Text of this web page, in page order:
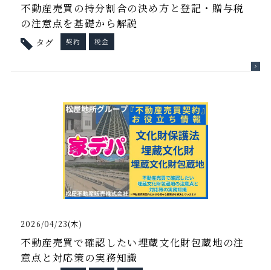
不動産売買の持分割合の決め方と登記・贈与税
の注意点を基礎から解説
タグ 契約 税金
2026/04/23(木)
不動産売買で確認したい埋蔵文化財包蔵地の注
意点と対応策の実務知識